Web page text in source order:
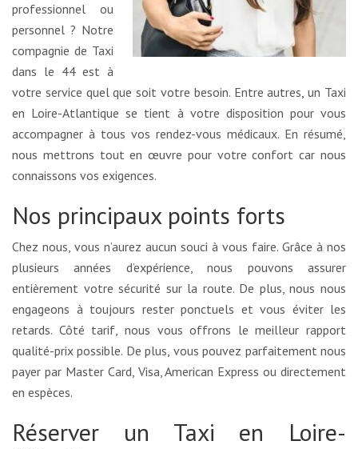
professionnel ou
personnel ? Notre
compagnie de Taxi
dans le 44 est à
votre service quel que soit votre besoin. Entre autres, un Taxi
en Loire-Atlantique se tient à votre disposition pour vous
accompagner à tous vos rendez-vous médicaux. En résumé,
nous mettrons tout en œuvre pour votre confort car nous
connaissons vos exigences.
Nos principaux points forts
Chez nous, vous n’aurez aucun souci à vous faire. Grâce à nos
plusieurs années d’expérience, nous pouvons assurer
entièrement votre sécurité sur la route. De plus, nous nous
engageons à toujours rester ponctuels et vous éviter les
retards. Côté tarif, nous vous offrons le meilleur rapport
qualité-prix possible. De plus, vous pouvez parfaitement nous
payer par Master Card, Visa, American Express ou directement
en espèces.
Réserver un Taxi en Loire-